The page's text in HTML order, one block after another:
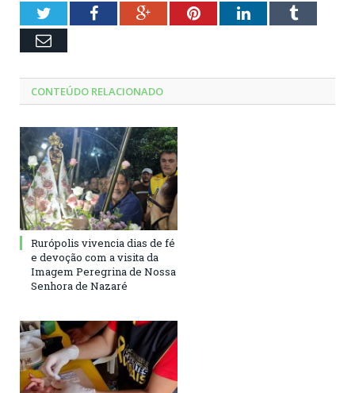
TwitterFacebookGoogle+PinterestLinkedInTumblr
Email
CONTEÚDO RELACIONADO
Rurópolis vivencia dias de fé
e devoção com a visita da
Imagem Peregrina de Nossa
Senhora de Nazaré